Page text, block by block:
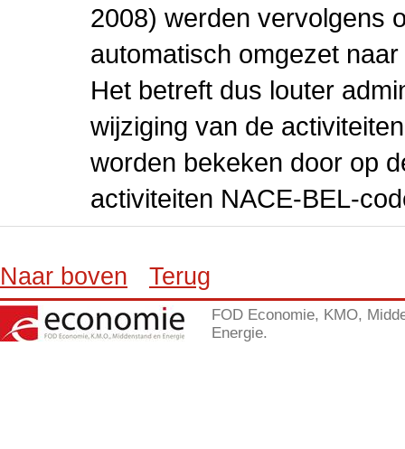
2008) werden vervolgens
automatisch omgezet
Het betreft dus louter
wijziging van de
worden bekeken door op
activiteiten NACE-BEL-
Naar boven Terug
FOD Economie, KMO,
Energie.